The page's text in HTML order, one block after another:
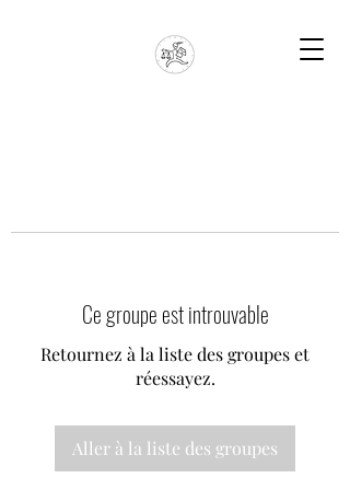
Ce groupe est introuvable
Retournez à la liste des groupes et
réessayez.
Aller à la liste des groupes